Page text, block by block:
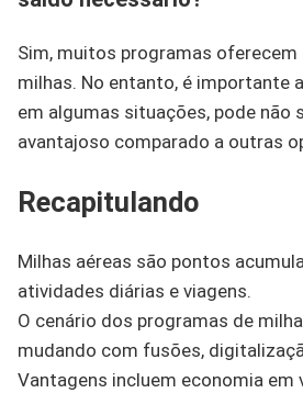
Sim, muitos programas oferecem
milhas. No entanto, é importante
em algumas situações, pode não
avantajoso comparado a outras
Recapitulando
Milhas aéreas são pontos
atividades diárias e viagens.
O cenário dos programas de
mudando com fusões,
Vantagens incluem economia em